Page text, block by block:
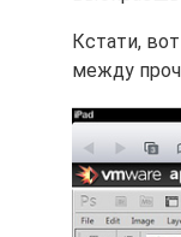
Кстати,
между